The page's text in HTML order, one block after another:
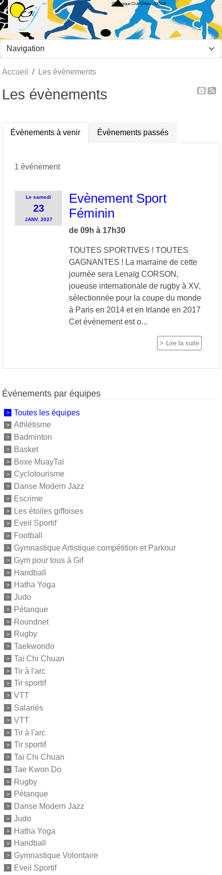
Olympique Club Giffois - OCGif
Accueil Les évènements
Les évènements
Évènements à venir Évènements passés
1 événement
Lesamedi
23
JANV. 2027
Evènement Sport
Féminin
de 09h à 17h30
TOUTES SPORTIVES ! TOUTES
GAGNANTES ! La marraine de cette
journée sera Lenaïg CORSON,
joueuse internationale de rugby à XV,
sélectionnée pour la coupe du monde
à Paris en 2014 et en Irlande en 2017
Cet événement est o...
Lire la suite
Événements par équipes
Toutes les équipes
Athlétisme
Badminton
Basket
Boxe MuayTaï
Cyclotourisme
Danse Modern Jazz
Escrime
Les étoiles giffoises
Eveil Sportif
Football
Gymnastique Artistique compétition et Parkour
Gym pour tous à Gif
Handball
Hatha Yoga
Judo
Pétanque
Roundnet
Rugby
Taekwondo
Taï Chi Chuan
Tir à l'arc
Tir sportif
VTT
Salariés
VTT
Tir à l'arc
Tir sportif
Taï Chi Chuan
Tae Kwon Do
Rugby
Pétanque
Danse Modern Jazz
Judo
Hatha Yoga
Handball
Gymnastique Volontaire
Eveil Sportif
Panneau de gestion des cookies